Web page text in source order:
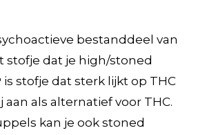
bestanddeel van
stofje dat je high/stoned
is stofje dat sterk lijkt op THC
als alternatief voor THC.
kan je ook stoned